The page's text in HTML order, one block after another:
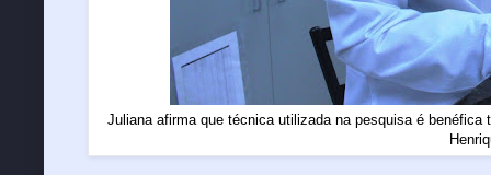
Juliana afirma que técnica utilizada na pesquisa é